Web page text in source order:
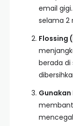
email
selama 2
Flossing
berada di